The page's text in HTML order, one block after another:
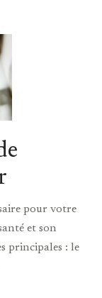
pour votre
et son
principales : le